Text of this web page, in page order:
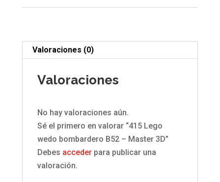
bombardero
Master
3D
cantidad
Valoraciones (0)
Valoraciones
No hay valoraciones aún.
Sé el primero en valorar “415 Lego
wedo bombardero B52 – Master 3D”
Debes accederpara publicar una
valoración.